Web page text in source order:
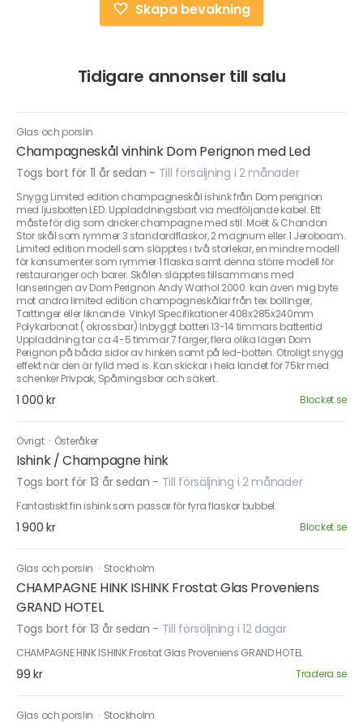
Skapa bevakning
Tidigare annonser till salu
Glas och porslin
Champagneskål vinhink Dom Perignon med Led
Togs bort för 11 år sedan - Till försäljning i 2 månader
Snygg Limited edition champagneskål ishink från Dom perignon
med ljusbotten LED. Uppladdningsbart via medföljande kabel. Ett
måste för dig som dricker champagne med stil. Moët & Chandon
Stor skål som rymmer 3 standardflaskor, 2 magnum eller 1 Jeroboam.
Limited edition modell som släpptes i två storlekar, en mindre modell
för konsumenter som rymmer 1 flaska samt denna större modell för
restauranger och barer. Skålen släpptes tillsammans med
lanseringen av Dom Perignon Andy Warhol 2000. kan även mig byte
mot andra limited edition champagneskålar från tex bollinger,
Taittinger eller liknande. Vinkyl Specifikationer 408x285x240mm
Polykarbonat ( okrossbar) Inbyggt batteri 13-14 timmars batteritid
Uppladdning tar ca 4-5 timmar 7 färger, flera olika lägen Dom
Perignon på båda sidor av hinken samt på led-botten. Otroligt snygg
effekt när den är fylld med is. Kan skickar i hela landet för 75kr med
schenker Privpak, Spårningsbar och säkert.
1 000 kr Blocket.se
Övrigt · Österåker
Ishink / Champagne hink
Togs bort för 13 år sedan - Till försäljning i 2 månader
Fantastiskt fin ishink som passar för fyra flaskor bubbel.
1 900 kr Blocket.se
Glas och porslin · Stockholm
CHAMPAGNE HINK ISHINK Frostat Glas Proveniens
GRAND HOTEL
Togs bort för 13 år sedan - Till försäljning i 12 dagar
CHAMPAGNE HINK ISHINK Frostat Glas Proveniens GRAND HOTEL
99 kr Tradera.se
Glas och porslin · Stockholm